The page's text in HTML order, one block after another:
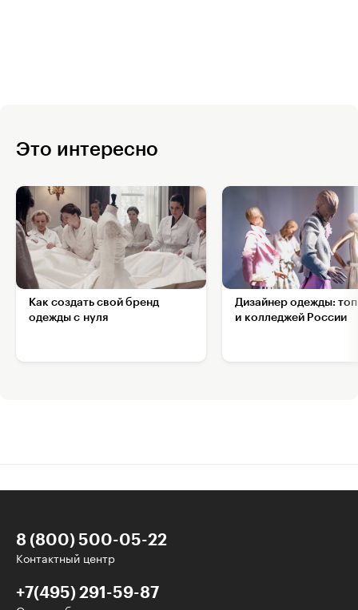
Это интересно
Как создать свой бренд
одежды с нуля
Дизайнер одежды:
и колледжей России
8 (800) 500-05-22
Контактный центр
+7(495) 291-59-87